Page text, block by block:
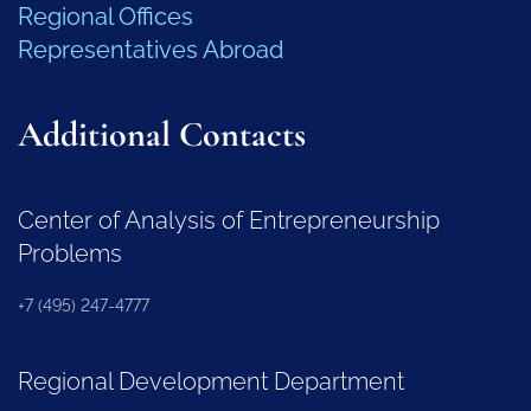
Regional Offices
Representatives Abroad
Additional Contacts
Center of Analysis of Entrepreneurship
Problems
+7 (495) 247-4777
Regional Development Department